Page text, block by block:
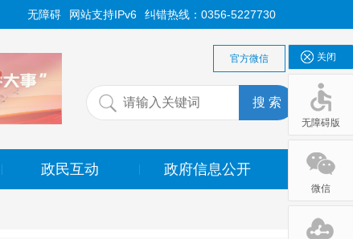
纠错热线：0356-5227730
网站支持IPv6
无障碍
官方微信
政民互动 政府信息公开
关闭
无障碍版
无障碍版
微信